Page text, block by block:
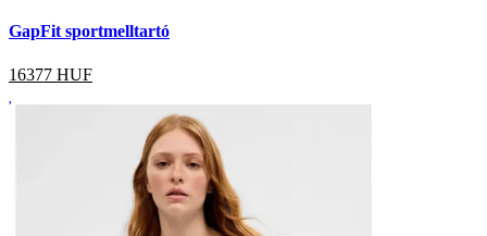
GapFit sportmelltartó
16377 HUF